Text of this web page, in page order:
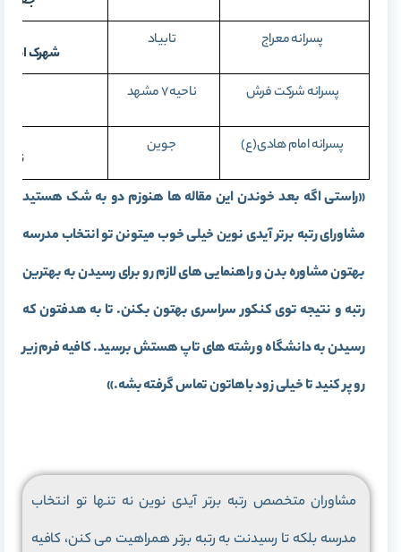
پسرانه معراج
تابیاد
شهرک
پسرانه شرکت فرش
ناحیه 7 مشهد
پسرانه امام هادی(ع) جوین
«راستی اگه بعد خوندن این مقاله ها هنوزم دو به شک هستید
مشاورای رتبه برتر آیدی نوین خیلی خوب میتونن تو انتخاب مدرسه
بهتون مشاوره بدن و راهنمایی های لازم رو برای رسیدن به بهترین
رتبه و نتیجه توی کنکور سراسری بهتون بکنن. تا به هدفتون که
رسیدن به دانشگاه و رشته های تاپ هستش برسید. کافیه فرم زیر
رو پر کنید تا خیلی زود باهاتون تماس گرفته بشه.»
مشاوران متخصص رتبه برتر آیدی نوین نه تنها تو انتخاب
مدرسه بلکه تا رسیدنت به رتبه برتر همراهیت می کنن، کافیه